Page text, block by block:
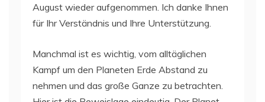
August wieder aufgenommen. Ich danke Ihnen
für Ihr Verständnis und Ihre Unterstützung.
Manchmal ist es wichtig, vom alltäglichen
Kampf um den Planeten Erde Abstand zu
nehmen und das große Ganze zu betrachten.